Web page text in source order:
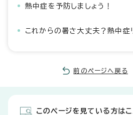
熱中症を予防しましょう！
これからの暑さ大丈夫？熱中症
前のページへ戻る
このページを見ている方は